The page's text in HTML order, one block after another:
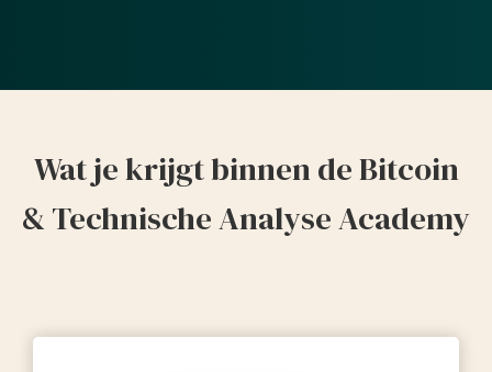
Wat je krijgt binnen de Bitcoin
& Technische Analyse Academy